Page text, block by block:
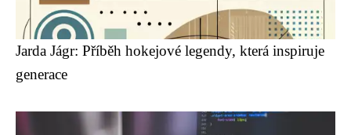
Jarda Jágr: Příběh hokejové legendy, která inspiruje
generace